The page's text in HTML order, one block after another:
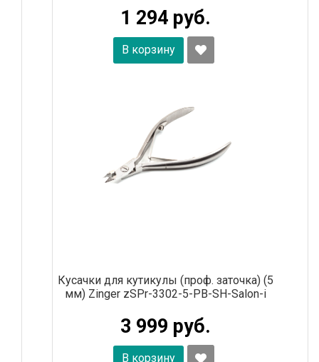
1 294 руб.
В корзину
Кусачки для кутикулы (проф. заточка) (5
мм) Zinger zSPr-3302-5-PB-SH-Salon-i
3 999 руб.
В корзину